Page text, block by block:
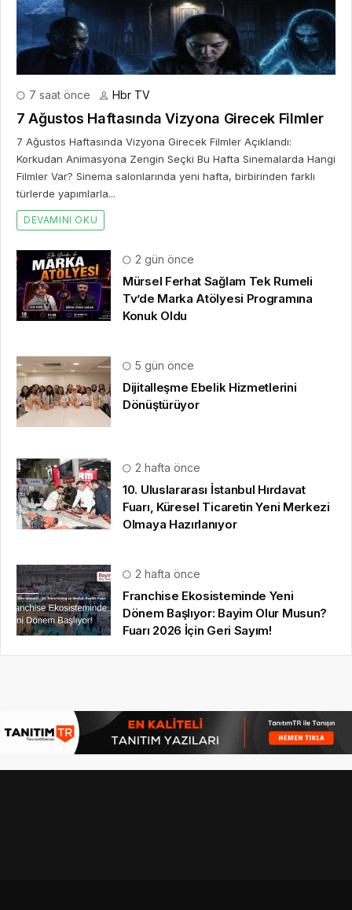
7 saat önce Hbr TV
7 Ağustos Haftasında Vizyona Girecek Filmler
7 Ağustos Haftasında Vizyona Girecek Filmler Açıklandı:
Korkudan Animasyona Zengin Seçki Bu Hafta Sinemalarda Hangi
Filmler Var? Sinema salonlarında yeni hafta, birbirinden farklı
türlerde yapımlarla...
DEVAMINI OKU
2 gün önce
Mürsel Ferhat Sağlam Tek Rumeli
Tv’de Marka Atölyesi Programına
Konuk Oldu
5 gün önce
Dijitalleşme Ebelik Hizmetlerini
Dönüştürüyor
2 hafta önce
10. Uluslararası İstanbul Hırdavat
Fuarı, Küresel Ticaretin Yeni Merkezi
Olmaya Hazırlanıyor
2 hafta önce
Franchise Ekosisteminde Yeni
Dönem Başlıyor: Bayim Olur Musun?
Fuarı 2026 İçin Geri Sayım!